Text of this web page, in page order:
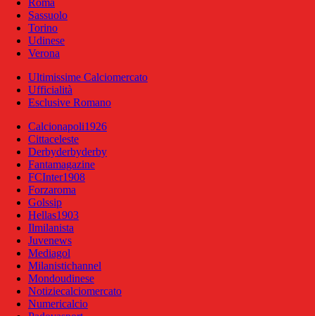
Roma
Sassuolo
Torino
Udinese
Verona
Ultimissime Calciomercato
Ufficialità
Esclusive Romano
Calcionapoli1926
Cittaceleste
Derbyderbyderby
Fantamagazine
FCInter1908
Forzaroma
Golssip
Hellas1903
Ilmilanista
Juvenews
Mediagol
Milanistichannel
Mondoudinese
Notiziecalciomercato
Numericalcio